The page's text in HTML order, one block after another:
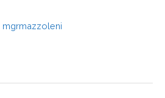
mgrmazzoleni